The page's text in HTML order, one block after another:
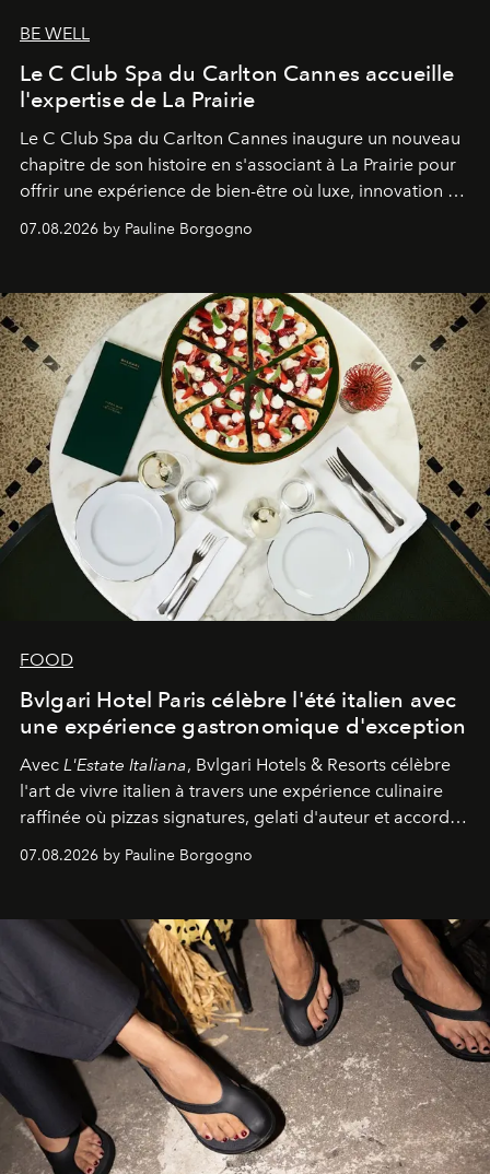
BE WELL
Le C Club Spa du Carlton Cannes accueille
l'expertise de La Prairie
Le C Club Spa du Carlton Cannes inaugure un nouveau
chapitre de son histoire en s'associant à La Prairie pour
offrir une expérience de bien-être où luxe, innovation et
07.08.2026 by Pauline Borgogno
FOOD
Bvlgari Hotel Paris célèbre l'été italien avec
une expérience gastronomique d'exception
Avec L'Estate Italiana, Bvlgari Hotels & Resorts célèbre
l'art de vivre italien à travers une expérience culinaire
raffinée où pizzas signatures, gelati d'auteur et accords
07.08.2026 by Pauline Borgogno